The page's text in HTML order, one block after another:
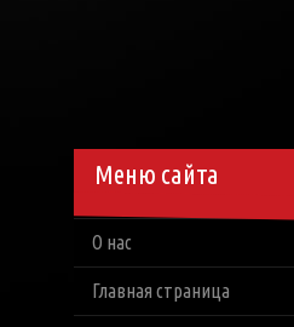
Меню сайта
О нас
Главная страница